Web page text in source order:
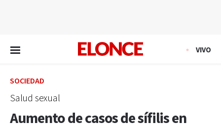
VIVO
SOCIEDAD
Salud sexual
Aumento de casos de sífilis en